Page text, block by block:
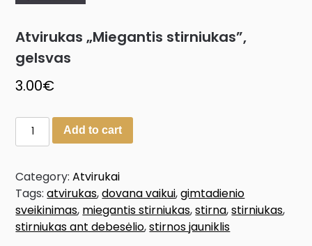
Atvirukas „Miegantis stirniukas”,
gelsvas
3.00€
Add to cart
Category:Atvirukai
Tags:atvirukas,dovana vaikui,gimtadienio
sveikinimas, miegantis stirniukas,stirna,stirniukas,
stirniukas ant debesėlio,stirnos jauniklis